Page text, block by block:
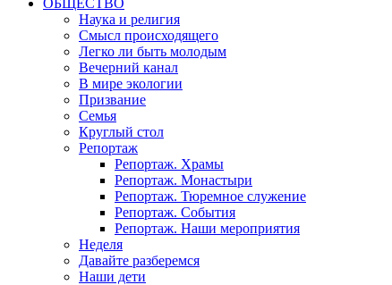
Наука и религия
Смысл происходящего
Легко ли быть молодым
Вечерний канал
В мире экологии
Призвание
Семья
Круглый стол
Репортаж
Репортаж. Храмы
Репортаж. Монастыри
Репортаж. Тюремное служение
Репортаж. События
Репортаж. Наши мероприятия
Неделя
Давайте разберемся
Наши дети